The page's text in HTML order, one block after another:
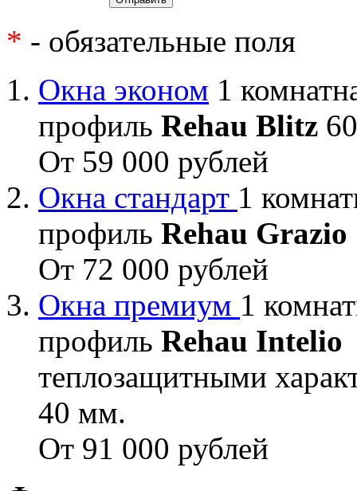
* - обязательные поля
Окна эконом 1
профиль Rehau Blitz
От 59 000 рублей
Окна стандарт 1
профиль Rehau Grazio
От 72 000 рублей
Окна премиум 1
профиль Rehau Intelio
теплозащитными
40 мм.
От 91 000 рублей